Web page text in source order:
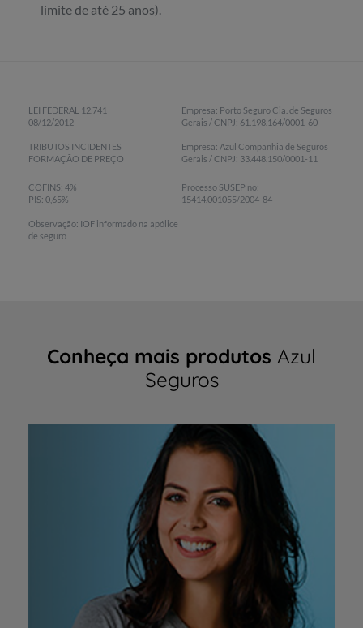
limite de até 25 anos).
LEI FEDERAL 12.741
08/12/2012
TRIBUTOS INCIDENTES
FORMAÇÃO DE PREÇO
Empresa: Porto Seguro Cia. de Seguros
Gerais / CNPJ: 61.198.164/0001-60
Empresa: Azul Companhia de Seguros
Gerais / CNPJ: 33.448.150/0001-11
COFINS: 4%
PIS: 0,65%
Observação: IOF informado na apólice
de seguro
Processo SUSEP no:
15414.001055/2004-84
Conheça mais produtos Azul
Seguros